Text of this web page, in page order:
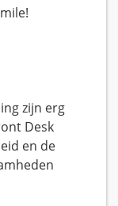
zijn erg
Desk
en de